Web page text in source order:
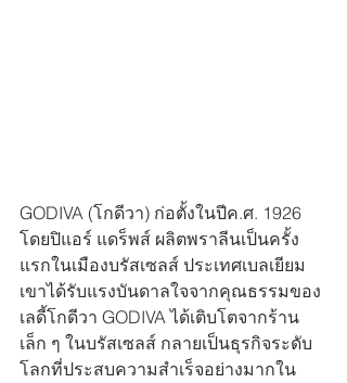
GODIVA (โกดีวา) ก่อตั้งในปีค.ศ. 1926
โดยปิแอร์ แดร็พส์ ผลิตพราลีนเป็นครั้ง
แรกในเมืองบรัสเซลส์ ประเทศเบลเยียม
เขาได้รับแรงบันดาลใจจากคุณธรรมของ
เลดี้โกดีวา GODIVA ได้เติบโตจากร้าน
เล็ก ๆ ในบรัสเซลส์ กลายเป็นธุรกิจระดับ
โลกที่ประสบความสำเร็จอย่างมากใน